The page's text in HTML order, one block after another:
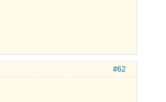
#62